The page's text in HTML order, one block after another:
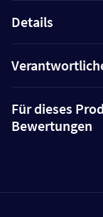
Details
Für dieses
Bewertungen